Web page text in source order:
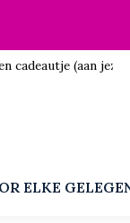
cadeautje (aan jezelf)!
ELKE